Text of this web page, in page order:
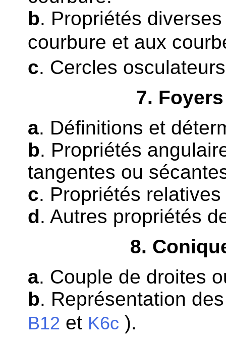
b. Propriétés
courbure et aux
c. Cercles
7.
a. Définitions et
b. Propriétés
tangentes ou
c. Propriétés
d. Autres propriétés
8.
a. Couple de droites
b. Représentation
B12 et K6c ).